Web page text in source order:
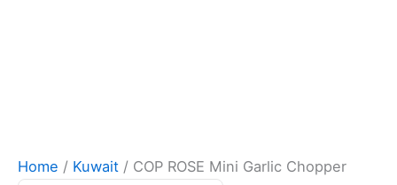
Home / Kuwait / COP ROSE Mini Garlic Chopper